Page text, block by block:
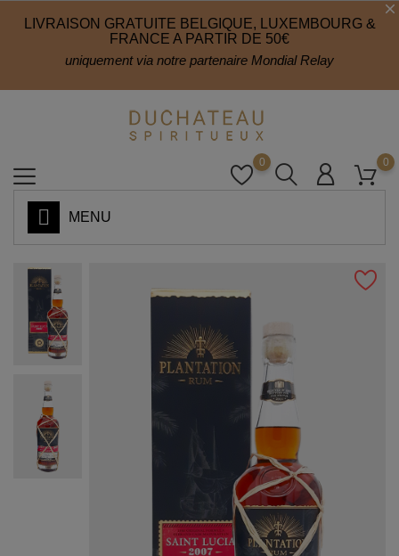
LIVRAISON GRATUITE BELGIQUE, LUXEMBOURG &
FRANCE A PARTIR DE 50€
uniquement via notre partenaire Mondial Relay
0
0
MENU